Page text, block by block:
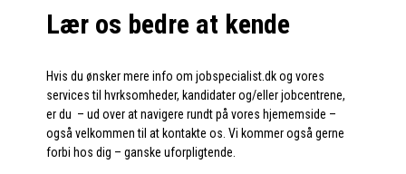
Lær os bedre at kende
Hvis du ønsker mere info om jobspecialist.dk og vores
services til hvrksomheder, kandidater og/eller jobcentrene,
er du – ud over at navigere rundt på vores hjememside –
også velkommen til at kontakte os. Vi kommer også gerne
forbi hos dig – ganske uforpligtende.